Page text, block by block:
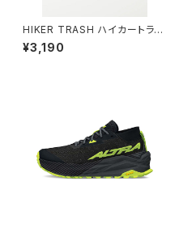
HIKER TRASH ハイカートラッ
シュ / H.Y.O.H ”HIKE TREK M
ID” / WHT / BLU / RED
¥3,190